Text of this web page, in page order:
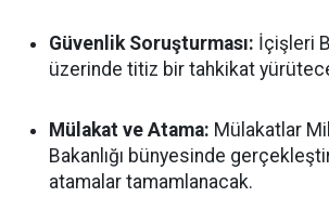
Güvenlik Soruşturması: İçişleri
üzerinde titiz bir tahkikat
Mülakat ve Atama: Mülakatlar
Bakanlığı bünyesinde
atamalar tamamlanacak.